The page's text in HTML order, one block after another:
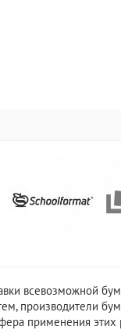
всевозможной
производители
применения